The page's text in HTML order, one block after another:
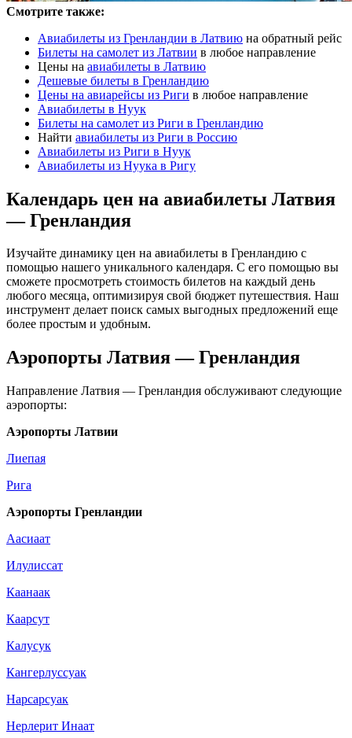
Смотрите также:
Авиабилеты из Гренландии в Латвию на обратный рейс
Билеты на самолет из Латвии в любое направление
Цены на авиабилеты в Латвию
Дешевые билеты в Гренландию
Цены на авиарейсы из Риги в любое направление
Авиабилеты в Нуук
Билеты на самолет из Риги в Гренландию
Найти авиабилеты из Риги в Россию
Авиабилеты из Риги в Нуук
Авиабилеты из Нуука в Ригу
Календарь цен на авиабилеты Латвия
— Гренландия
Изучайте динамику цен на авиабилеты в Гренландию с
помощью нашего уникального календаря. С его помощью вы
сможете просмотреть стоимость билетов на каждый день
любого месяца, оптимизируя свой бюджет путешествия. Наш
инструмент делает поиск самых выгодных предложений еще
более простым и удобным.
Аэропорты Латвия — Гренландия
Направление Латвия — Гренландия обслуживают следующие
аэропорты:
Аэропорты Латвии
Лиепая
Рига
Аэропорты Гренландии
Аасиаат
Илулиссат
Каанаак
Каарсут
Калусук
Кангерлуссуак
Нарсарсуак
Нерлерит Инаат